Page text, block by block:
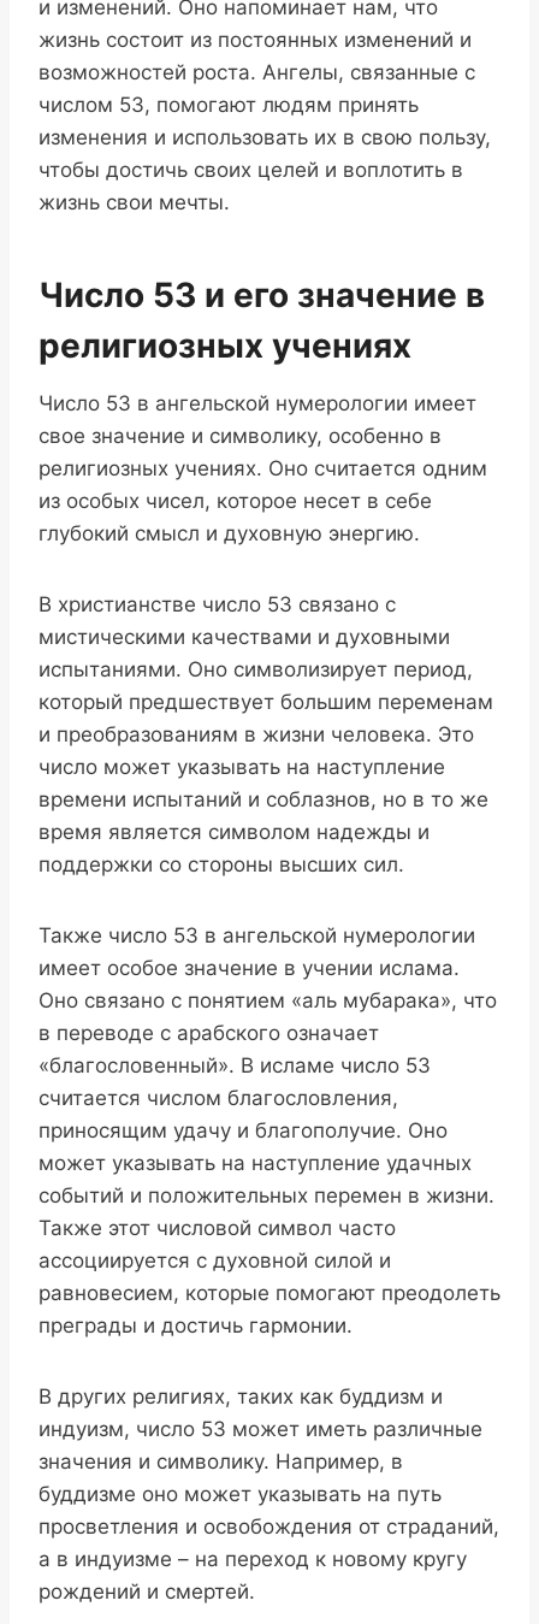
и изменений. Оно напоминает нам, что
жизнь состоит из постоянных изменений и
возможностей роста. Ангелы, связанные с
числом 53, помогают людям принять
изменения и использовать их в свою пользу,
чтобы достичь своих целей и воплотить в
жизнь свои мечты.
Число 53 и его значение в
религиозных учениях
Число 53 в ангельской нумерологии имеет
свое значение и символику, особенно в
религиозных учениях. Оно считается одним
из особых чисел, которое несет в себе
глубокий смысл и духовную энергию.
В христианстве число 53 связано с
мистическими качествами и духовными
испытаниями. Оно символизирует период,
который предшествует большим переменам
и преобразованиям в жизни человека. Это
число может указывать на наступление
времени испытаний и соблазнов, но в то же
время является символом надежды и
поддержки со стороны высших сил.
Также число 53 в ангельской нумерологии
имеет особое значение в учении ислама.
Оно связано с понятием «аль мубарака», что
в переводе с арабского означает
«благословенный». В исламе число 53
считается числом благословления,
приносящим удачу и благополучие. Оно
может указывать на наступление удачных
событий и положительных перемен в жизни.
Также этот числовой символ часто
ассоциируется с духовной силой и
равновесием, которые помогают преодолеть
преграды и достичь гармонии.
В других религиях, таких как буддизм и
индуизм, число 53 может иметь различные
значения и символику. Например, в
буддизме оно может указывать на путь
просветления и освобождения от страданий,
а в индуизме – на переход к новому кругу
рождений и смертей.